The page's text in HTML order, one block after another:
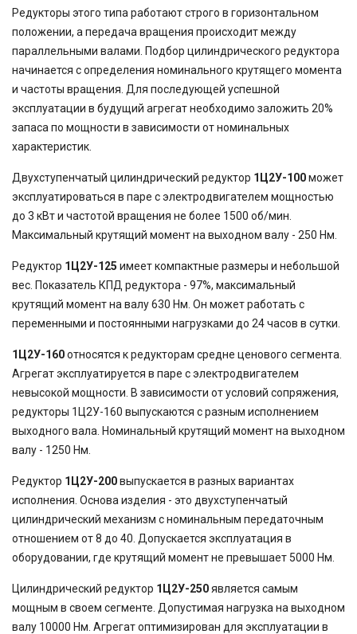
Редукторы этого типа работают строго в горизонтальном
положении, а передача вращения происходит между
параллельными валами. Подбор цилиндрического редуктора
начинается с определения номинального крутящего момента
и частоты вращения. Для последующей успешной
эксплуатации в будущий агрегат необходимо заложить 20%
запаса по мощности в зависимости от номинальных
характеристик.
Двухступенчатый цилиндрический редуктор 1Ц2У-100может
эксплуатироваться в паре с электродвигателем мощностью
до 3 кВт и частотой вращения не более 1500 об/мин.
Максимальный крутящий момент на выходном валу - 250 Нм.
Редуктор 1Ц2У-125 имеет компактные размеры и небольшой
вес. Показатель КПД редуктора - 97%, максимальный
крутящий момент на валу 630 Нм. Он может работать с
переменными и постоянными нагрузками до 24 часов в сутки.
1Ц2У-160относятся к редукторам средне ценового сегмента.
Агрегат эксплуатируется в паре с электродвигателем
невысокой мощности. В зависимости от условий сопряжения,
редукторы 1Ц2У-160 выпускаются с разным исполнением
выходного вала. Номинальный крутящий момент на выходном
валу - 1250 Нм.
Редуктор 1Ц2У-200выпускается в разных вариантах
исполнения. Основа изделия - это двухступенчатый
цилиндрический механизм с номинальным передаточным
отношением от 8 до 40. Допускается эксплуатация в
оборудовании, где крутящий момент не превышает 5000 Нм.
Цилиндрический редуктор 1Ц2У-250является самым
мощным в своем сегменте. Допустимая нагрузка на выходном
валу 10000 Нм. Агрегат оптимизирован для эксплуатации в